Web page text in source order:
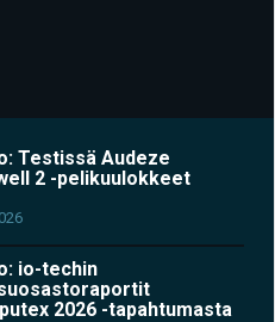
Testissä Audeze
2 -pelikuulokkeet
io-techin
2026 -tapahtumasta